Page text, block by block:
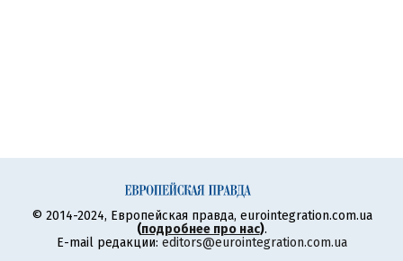
© 2014-2024, Европейская правда, eurointegration.com.ua
(подробнее про нас).
E-mail редакции: editors@eurointegration.com.ua